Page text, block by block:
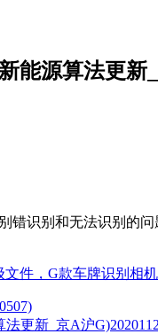
能源算法更新
错识别和无法识别的
件，G款车牌识别相
更新_京A沪